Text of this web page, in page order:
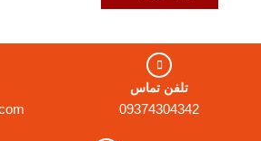
تلفن تماس
09374304342